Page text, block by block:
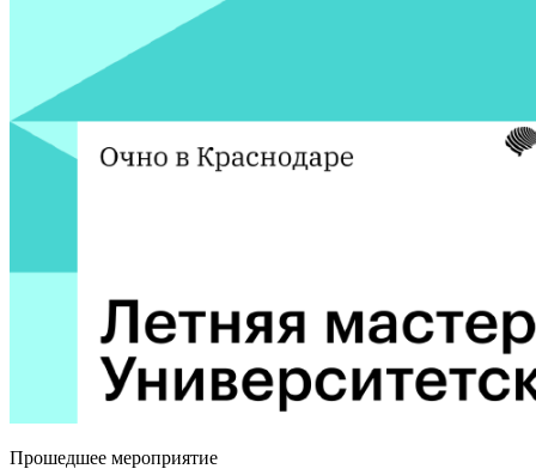
Прошедшее мероприятие